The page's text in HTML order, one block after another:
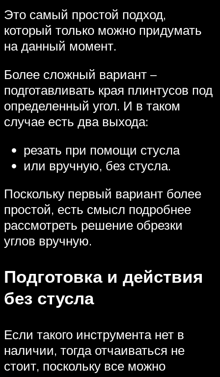
Это самый простой подход,
который только можно придумать
на данный момент.
Более сложный вариант –
подготавливать края плинтусов под
определенный угол. И в таком
случае есть два выхода:
резать при помощи стусла
или вручную, без стусла.
Поскольку первый вариант более
простой, есть смысл подробнее
рассмотреть решение обрезки
углов вручную.
Подготовка и действия
без стусла
Если такого инструмента нет в
наличии, тогда отчаиваться не
стоит, поскольку все можно